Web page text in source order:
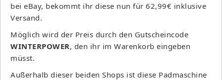
bei eBay, bekommt ihr diese nun für 62,99€ inklusive
Versand.
Möglich wird der Preis durch den Gutscheincode
WINTERPOWER, den ihr im Warenkorb eingeben
müsst.
Außerhalb dieser beiden Shops ist diese Padmaschine